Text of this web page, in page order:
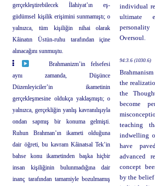
gerçekleştirebilecek İlahiyat’ın eş-
güdümsel kişilik erişimini sunmamıştı; o
yalnızca, tüm kişiliğin nihai olarak
Kâinatın Üstün-ruhu tarafından içine
alınacağını sunmuştu.
individual
ultimate
Oversoul.
Brahmanizm’in felsefesi
aynı zamanda, Düşünce
Düzenleyiciler’in ikametinin
gerçekleşmesine oldukça yaklaşmıştı; o
yalnızca, gerçekliğin yanlış kavranılışıyla
ondan sapmış bir konuma gelmişti.
Ruhun Brahman’ın ikameti olduğuna
dair öğreti, bu kavram Kâinatsal Tek’in
bahse konu ikametinden başka hiçbir
insan kişiliğinin bulunmadığına dair
inanç tarafından tamamiyle bozulmamış
94:3.6 (1030.6)
the
the
become
teaching
indwelling
have
advanced
concept
by the belief